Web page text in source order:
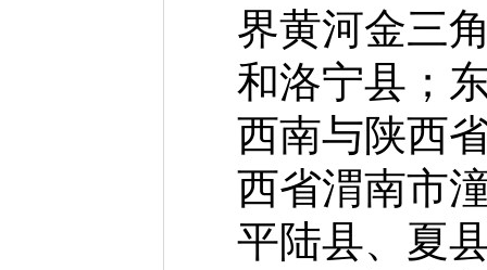
界黄河金三
和洛宁县；
西南与陕西
西省渭南市
平陆县、夏